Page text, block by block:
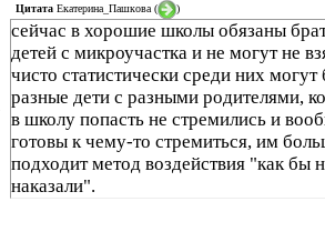
Цитата Екатерина_Пашкова ( )
сейчас в хорошие школы обязаны
детей с микроучастка и не могут не
чисто статистически среди них могут
разные дети с разными родителями,
в школу попасть не стремились и
готовы к чему-то стремиться, им
подходит метод воздействия "как бы
наказали".